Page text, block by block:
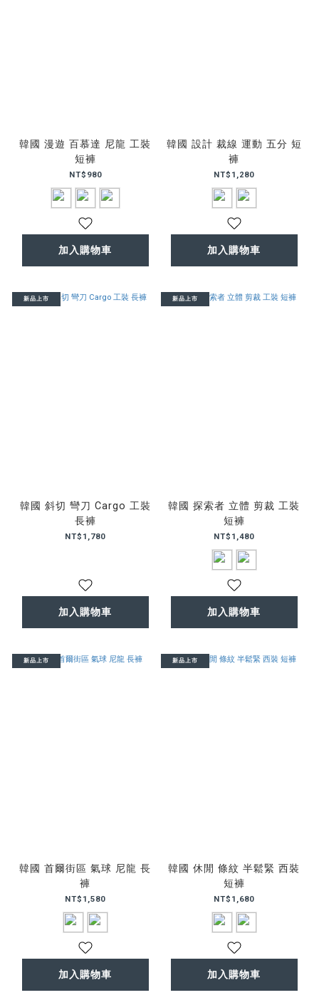
韓國 漫遊 百慕達 尼龍 工裝
短褲
NT$980
加入購物車
韓國 設計 裁線 運動 五分 短
褲
NT$1,280
加入購物車
新品上市
韓國 斜切 彎刀 Cargo 工裝
長褲
NT$1,780
加入購物車
新品上市
韓國 探索者 立體 剪裁 工裝
短褲
NT$1,480
加入購物車
新品上市
韓國 首爾街區 氣球 尼龍 長
褲
NT$1,580
加入購物車
新品上市
韓國 休閒 條紋 半鬆緊 西裝
短褲
NT$1,680
加入購物車